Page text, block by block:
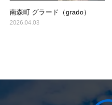
南森町 グラード（grado）
2026.04.03